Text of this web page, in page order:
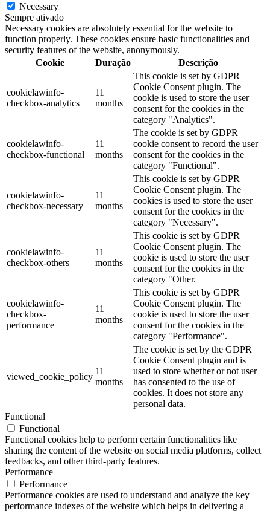
Necessary
Sempre ativado
Necessary cookies are absolutely essential for the website to
function properly. These cookies ensure basic functionalities and
security features of the website, anonymously.
Cookie
Duração Descrição
cookielawinfo-
checkbox-analytics
11
months
This cookie is set by GDPR
Cookie Consent plugin. The
cookie is used to store the user
consent for the cookies in the
category "Analytics".
cookielawinfo-
checkbox-functional
11
months
The cookie is set by GDPR
cookie consent to record the user
consent for the cookies in the
category "Functional".
cookielawinfo-
checkbox-necessary
11
months
This cookie is set by GDPR
Cookie Consent plugin. The
cookies is used to store the user
consent for the cookies in the
category "Necessary".
cookielawinfo-
checkbox-others
11
months
This cookie is set by GDPR
Cookie Consent plugin. The
cookie is used to store the user
consent for the cookies in the
category "Other.
cookielawinfo-
checkbox-
performance
11
months
This cookie is set by GDPR
Cookie Consent plugin. The
cookie is used to store the user
consent for the cookies in the
category "Performance".
viewed_cookie_policy
11
months
The cookie is set by the GDPR
Cookie Consent plugin and is
used to store whether or not user
has consented to the use of
cookies. It does not store any
personal data.
Functional
Functional
Functional cookies help to perform certain functionalities like
sharing the content of the website on social media platforms, collect
feedbacks, and other third-party features.
Performance
Performance
Performance cookies are used to understand and analyze the key
performance indexes of the website which helps in delivering a